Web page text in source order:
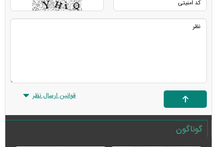
قوانین ارسال نظر
گوناگون